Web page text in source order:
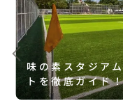
味の素スタジア
トを徹底ガイド